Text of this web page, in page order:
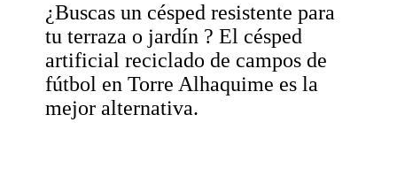
¿Buscas un césped resistente para
tu terraza o jardín ? El césped
artificial reciclado de campos de
fútbol en Torre Alhaquime es la
mejor alternativa.